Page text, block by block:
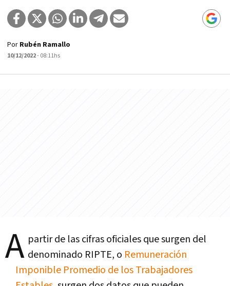
Por Rubén Ramallo
10/12/2022- 08:11hs
A partir de las cifras oficiales que surgen del
denominado RIPTE, o Remuneración
Imponible Promedio de los Trabajadores